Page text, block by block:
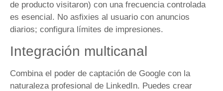
de producto visitaron) con una frecuencia controlada
es esencial. No asfixies al usuario con anuncios
diarios; configura límites de impresiones.
Integración multicanal
Combina el poder de captación de Google con la
naturaleza profesional de LinkedIn. Puedes crear